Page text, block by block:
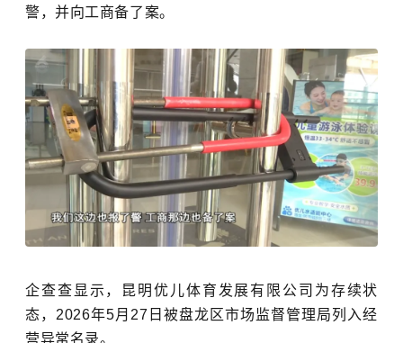
警，并向工商备了案。
企查查显示，昆明优儿体育发展有限公司为存续状
态，2026年5月27日被盘龙区市场监督管理局列入经
营异常名录。